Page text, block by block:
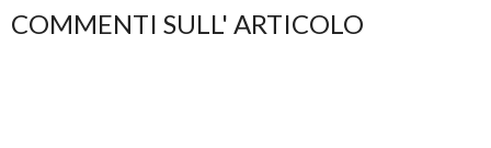
COMMENTI SULL' ARTICOLO